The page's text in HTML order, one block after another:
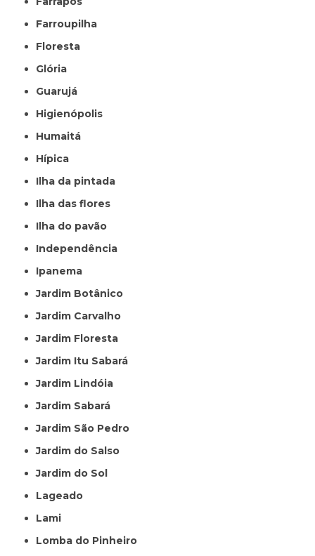
Farroupilha
Floresta
Glória
Guarujá
Higienópolis
Humaitá
Hípica
Ilha da pintada
Ilha das flores
Ilha do pavão
Independência
Ipanema
Jardim Botânico
Jardim Carvalho
Jardim Floresta
Jardim Itu Sabará
Jardim Lindóia
Jardim Sabará
Jardim São Pedro
Jardim do Salso
Jardim do Sol
Lageado
Lami
Lomba do Pinheiro